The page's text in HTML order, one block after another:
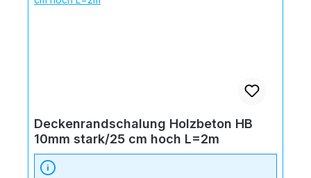
Deckenrandschalung Holzbeton HB
10mm stark/25 cm hoch L=2m